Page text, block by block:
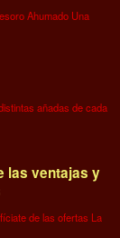
Ahumado Una
añadas de cada
las ventajas y
de las ofertas La